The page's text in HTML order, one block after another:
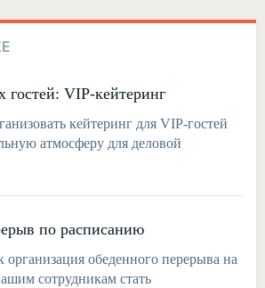
гостей: VIP-кейтеринг
кейтеринг для VIP-гостей
атмосферу для деловой
по расписанию
организация обеденного перерыва на
сотрудникам стать